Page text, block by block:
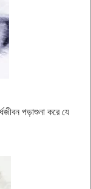
পড়াশুনা করে যে